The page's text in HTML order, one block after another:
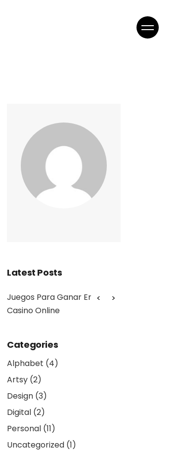
Latest Posts
El
Baccarat Online Con Trustly
Categories
Alphabet (4)
Artsy (2)
Design (3)
Digital (2)
Personal (11)
Uncategorized (1)